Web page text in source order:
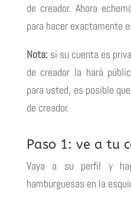
de creador. Ahora
para hacer exactamente
Nota: si su cuenta es
de creador la hará
para usted, es posible
de creador.
Paso 1: ve a tu
Vaya a su perfil y
hamburguesas en la